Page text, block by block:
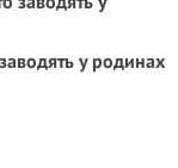
у родинах